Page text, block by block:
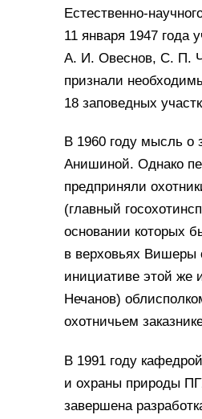
Естественно-
11 января 1947 года
А. И. Овеснов, С. П.
признали
18 заповедных
В 1960 году мысль о
Анишиной. Однако
предприняли
(главный
основании которых
в верховьях Вишеры
инициативе этой же
Нечанов)
охотничьем
В 1991 году
и охраны природы
завершена